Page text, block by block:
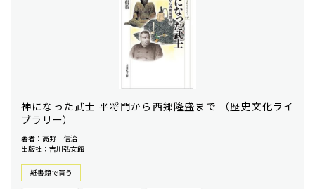
神になった武士 平将門から西郷隆盛まで （歴史文化ライ
ブラリー）
著者：高野 信治
出版社：吉川弘文館
紙書籍で買う